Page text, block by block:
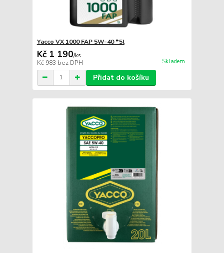
Yacco VX 1000 FAP 5W-40 *5l
Kč 1 190/ks
Kč 983 bez DPH Skladem
Přidat do košíku